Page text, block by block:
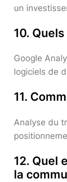
un
10.
Google
logiciels de
11.
Analyse du
12. Quel
la